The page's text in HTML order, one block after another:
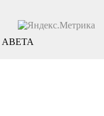
ABETA